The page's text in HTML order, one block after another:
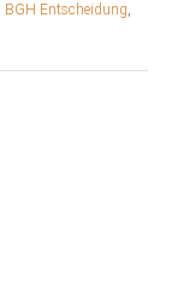
BGH Entscheidung,